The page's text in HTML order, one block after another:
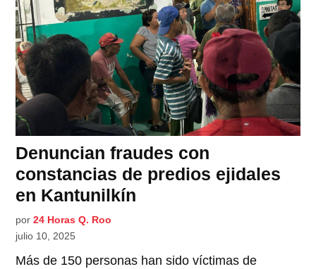
Denuncian fraudes con
constancias de predios ejidales
en Kantunilkín
por 24 Horas Q. Roo
julio 10, 2025
Más de 150 personas han sido víctimas de